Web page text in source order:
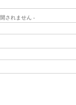
されません -